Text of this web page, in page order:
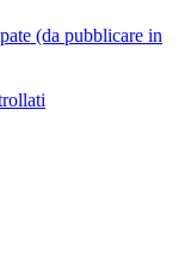
(da pubblicare in